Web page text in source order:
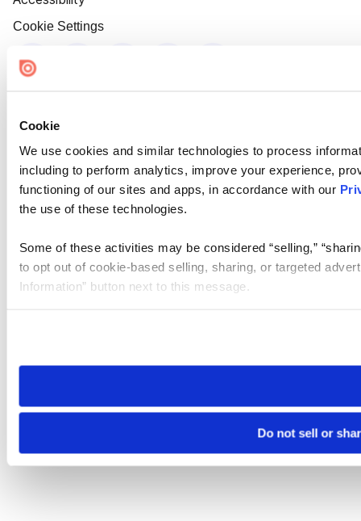
Cookie
We use cookies and similar technologies to process
including to perform analytics, improve your experience,
functioning of our sites and apps, in accordance with our
the use of these technologies.
Some of these activities may be considered “selling,”
to opt out of cookie-based selling, sharing, or targeted
Information” button next to this message.
need to be set again.
Do not sell or
Cookie Settings